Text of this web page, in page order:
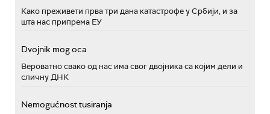
Како преживети прва три дана катастрофе у Србији, и за
шта нас припрема ЕУ
Dvojnik mog oca
Вероватно свако од нас има свог двојника са којим дели и
сличну ДНК
Nemogućnost tusiranja